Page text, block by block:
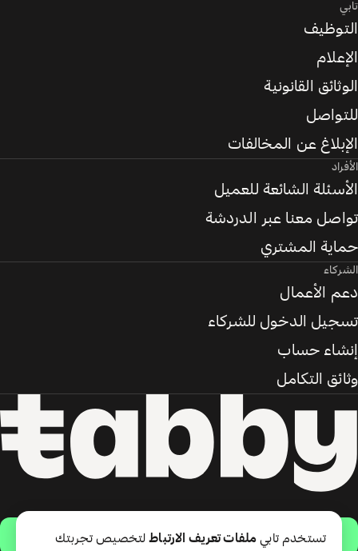
حمّل التطبيق
تابي
التوظيف
الإعلام
الوثائق القانونية
للتواصل
الإبلاغ عن المخالفات
الأفراد
الأسئلة الشائعة للعميل
تواصل معنا عبر الدردشة
حماية المشتري
الشركاء
دعم الأعمال
تسجيل الدخول للشركاء
إنشاء حساب
وثائق التكامل
تستخدم تابي ملفات تعريف الارتباطلتخصيص تجربتك